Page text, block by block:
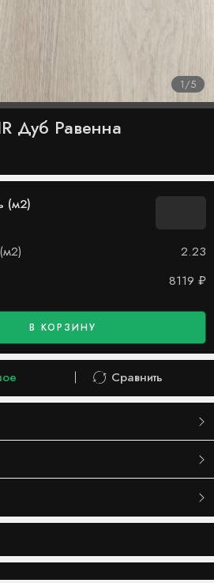
1/5
Дуб Равенна
(м2)
2.23
8119 ₽
В КОРЗИНУ
желаний
Сравнить
Сравнить